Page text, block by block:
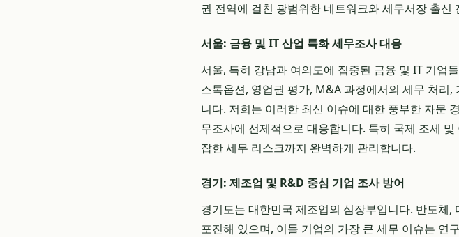
권 전역에 걸친 광범위한 네트워크와 세무서장 출
서울: 금융 및 IT 산업 특화 세무조사 대응
서울, 특히 강남과 여의도에 집중된 금융 및 IT 기업
스톡옵션, 영업권 평가, M&A 과정에서의 세무 처리
니다. 저희는 이러한 최신 이슈에 대한 풍부한 자문
무조사에 선제적으로 대응합니다. 특히 국제 조세
잡한 세무 리스크까지 완벽하게 관리합니다.
경기: 제조업 및 R&D 중심 기업 조사 방어
경기도는 대한민국 제조업의 심장부입니다. 반도체
포진해 있으며, 이들 기업의 가장 큰 세무 이슈는 연